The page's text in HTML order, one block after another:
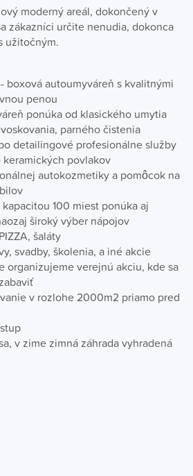
moderný areál, dokončený v
zákazníci určite nenudia, dokonca
užitočným.
boxová autoumyváreň s kvalitnými
penou
ponúka od klasického umytia
parného čistenia
detailingové profesionálne služby
keramických povlakov
autokozmetiky a pomôcok na
100 miest ponúka aj
široký výber nápojov
šaláty
svadby, školenia, a iné akcie
organizujeme verejnú akciu, kde sa
v rozlohe 2000m2 priamo pred
v zime zimná záhrada vyhradená